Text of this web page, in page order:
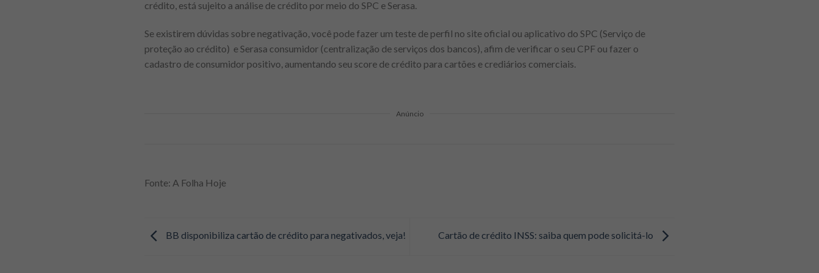
crédito, está sujeito a análise de crédito por meio do SPC e Serasa.
Se existirem dúvidas sobre negativação, você pode fazer um teste de perfil no site oficial ou aplicativo do SPC (Serviço de
proteção ao crédito) e Serasa consumidor (centralização de serviços dos bancos), afim de verificar o seu CPF ou fazer o
cadastro de consumidor positivo, aumentando seu score de crédito para cartões e crediários comerciais.
Anúncio
Fonte: A Folha Hoje
BB disponibiliza cartão de crédito para negativados, veja! Cartão de crédito INSS: saiba quem pode solicitá-lo